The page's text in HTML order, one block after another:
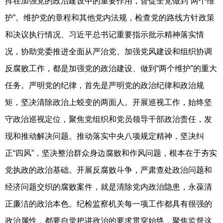
护”。维护党的章程和其他党内法规，检查党的路线方针政策
和决议执行情况、习近平总书记重要指示批示精神落实情
况，协助党委推进全面从严治党、加强党风建设和组织协调
反腐败工作，都是加强党的政治建设、做到“两个维护”的重大
任务。严明党的纪律，首先是严明党的政治纪律和政治规
矩，坚决清除政治上蜕变的两面人。开展巡视工作，始终坚
守政治巡视定位，聚焦党组织和党员领导干部政治责任，发
现和推动解决问题。推动落实中央八项规定精神，坚决纠
正“四风”，坚决整治群众身边腐败和作风问题，根本在于夯实
党执政的政治基础。开展反腐败斗争，严肃查处政治问题和
经济问题交织的腐败案件，就是清除党内政治隐患，永葆清
正廉洁的政治本色。纪检监察机关每一项工作都具有很强的
政治属性，都要自觉把讲政治的要求贯穿始终，聚焦监督这